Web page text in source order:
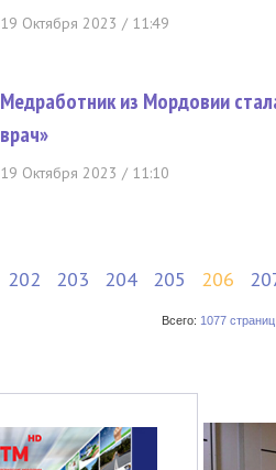
19 Октября 2023 / 11:49
Медработник из Мордовии
врач»
19 Октября 2023 / 11:10
202 203 204 205 206
Всего: 1077 страниц